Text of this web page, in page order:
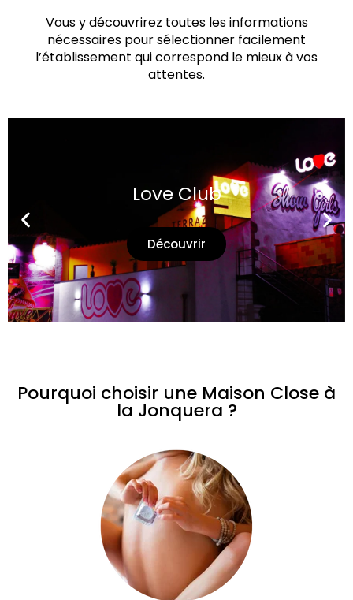
Vous y découvrirez toutes les informations
nécessaires pour sélectionner facilement
l’établissement qui correspond le mieux à vos
attentes.
Love Club
Découvrir
Pourquoi choisir une Maison Close à
la Jonquera ?